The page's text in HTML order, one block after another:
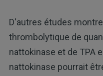
D'autres études
thrombolytique de
nattokinase et de TPA
nattokinase pourrait